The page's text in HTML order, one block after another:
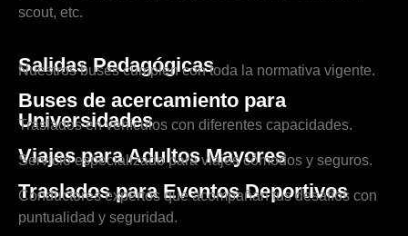
scout, etc.
Salidas Pedagógicas
Nuestros buses cumplen con toda la normativa vigente.
Buses de acercamiento para
Universidades
Traslados en vehículos con diferentes capacidades.
Viajes para Adultos Mayores
Servicio especializado para viajes cómodos y seguros.
Traslados para Eventos Deportivos
Conductores expertos que acompañan tus desafíos con
puntualidad y seguridad.